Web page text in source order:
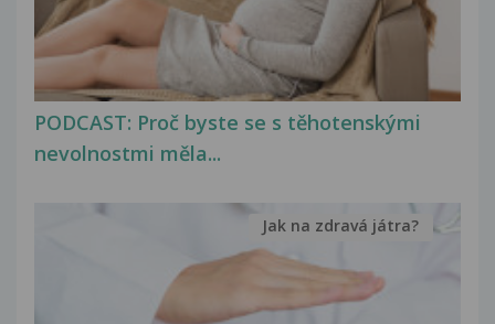
PODCAST: Proč byste se s těhotenskými
nevolnostmi měla...
Jak na zdravá játra?